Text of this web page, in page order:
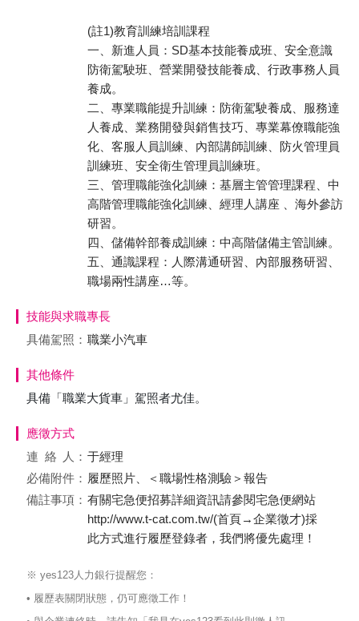
(註1)教育訓練培訓課程
一、新進人員：SD基本技能養成班、安全意識
防衛駕駛班、營業開發技能養成、行政事務人員
養成。
二、專業職能提升訓練：防衛駕駛養成、服務達
人養成、業務開發與銷售技巧、專業幕僚職能強
化、客服人員訓練、內部講師訓練、防火管理員
訓練班、安全衛生管理員訓練班。
三、管理職能強化訓練：基層主管管理課程、中
高階管理職能強化訓練、經理人講座 、海外參訪
研習。
四、儲備幹部養成訓練：中高階儲備主管訓練。
五、通識課程：人際溝通研習、內部服務研習、
職場兩性講座…等。
技能與求職專長
具備駕照： 職業小汽車
其他條件
具備「職業大貨車」駕照者尤佳。
應徵方式
連絡
人： 于經理
必備附件： 履歷照片、＜職場性格測驗＞報告
備註事項： 有關宅急便招募詳細資訊請參閱宅急便網站
http://www.t-cat.com.tw/(首頁→企業徵才)採
此方式進行履歷登錄者，我們將優先處理！
※ yes123人力銀行提醒您：
• 履歷表關閉狀態，仍可應徵工作！